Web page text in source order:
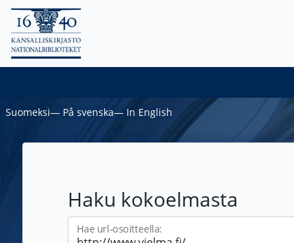
Suomeksi― På svenska― In English
Haku kokoelmasta
Hae url-osoitteella: